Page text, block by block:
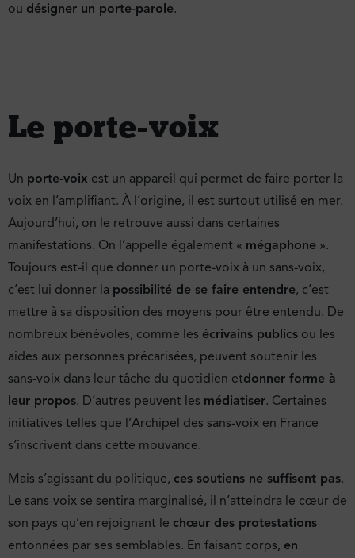
ou désigner un porte-parole.
Le porte-voix
Un porte-voix est un appareil qui permet de faire porter la
voix en l’amplifiant. À l’origine, il est surtout utilisé en mer.
Aujourd’hui, on le retrouve aussi dans certaines
manifestations. On l’appelle également « mégaphone ».
Toujours est-il que donner un porte-voix à un sans-voix,
c’est lui donner la possibilité de se faire entendre, c’est
mettre à sa disposition des moyens pour être entendu. De
nombreux bénévoles, comme les écrivains publics ou les
aides aux personnes précarisées, peuvent soutenir les
sans-voix dans leur tâche du quotidien etdonner forme à
leur propos. D’autres peuvent les médiatiser. Certaines
initiatives telles que l’Archipel des sans-voix en France
s’inscrivent dans cette mouvance.
Mais s’agissant du politique, ces soutiens ne suffisent pas.
Le sans-voix se sentira marginalisé, il n’atteindra le cœur de
son pays qu’en rejoignant le chœur des protestations
entonnées par ses semblables. En faisant corps, en